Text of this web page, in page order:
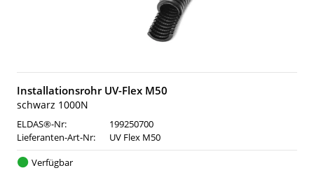
Installationsrohr UV-Flex M50
schwarz 1000N
ELDAS®-Nr:
199250700
Lieferanten-Art-Nr:
UV Flex M50
Verfügbar